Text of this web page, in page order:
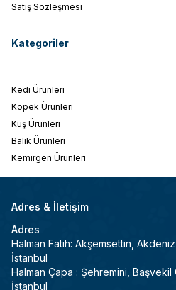
Satış Sözleşmesi
Kategoriler
Kedi Ürünleri
Köpek Ürünleri
Kuş Ürünleri
Balık Ürünleri
Kemirgen Ürünleri
Adres & İletişim
Adres
Halman Fatih: Akşemsettin,
İstanbul
Halman Çapa : Şehremini,
İstanbul